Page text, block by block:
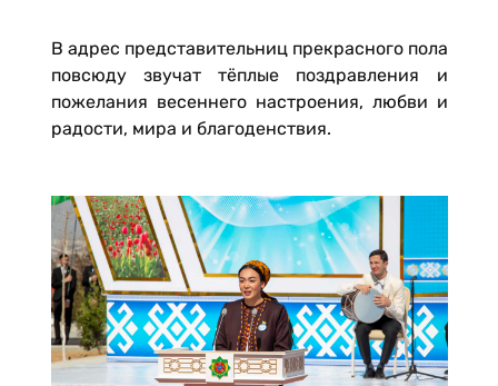
В адрес представительниц прекрасного пола
повсюду звучат тёплые поздравления и
пожелания весеннего настроения, любви и
радости, мира и благоденствия.